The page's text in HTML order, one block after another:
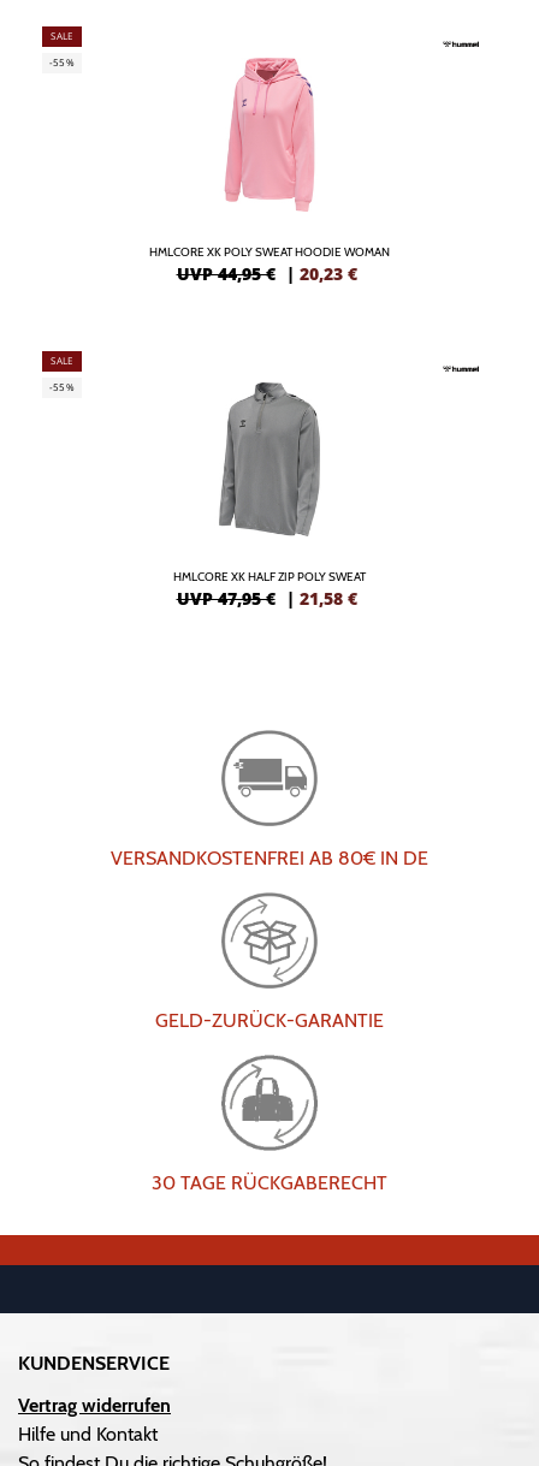
SALE
-55%
HMLCORE XK POLY SWEAT HOODIE WOMAN
UVP 44,95 € | 20,23 €
SALE
-55%
HMLCORE XK HALF ZIP POLY SWEAT
UVP 47,95 € | 21,58 €
VERSANDKOSTENFREI AB 80€ IN DE
GELD-ZURÜCK-GARANTIE
30 TAGE RÜCKGABERECHT
KUNDENSERVICE
Vertrag widerrufen
Hilfe und Kontakt